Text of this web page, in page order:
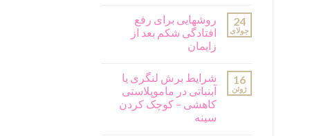
24
جولای
روشهایی برای رفع
افتادگی شکم بعد از
زایمان
16
ژوئن
شرایط برش لنگری یا
آبنباتی در ماموپلاستی
کاهشی – کوچک کردن
سینه